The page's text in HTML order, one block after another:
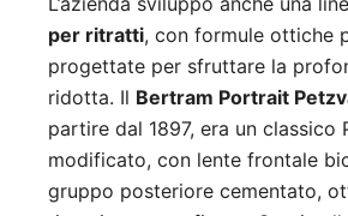
per ritratti, con formule ottiche
progettate per sfruttare la
ridotta. Il Bertram Portrait
partire dal 1897, era un classico
modificato, con lente frontale
gruppo posteriore cementato,